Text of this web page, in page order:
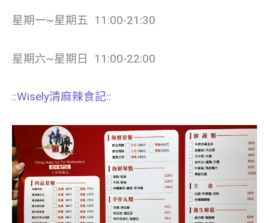
星期一~星期五 11:00-21:30
星期六~星期日 11:00-22:00
::Wisely清麻辣食記::